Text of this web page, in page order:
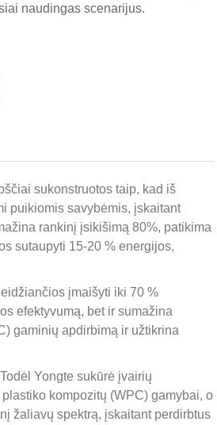
naudingas scenarijus.
sukonstruotos taip, kad iš
puikiomis savybėmis, įskaitant
rankinį įsikišimą 80%, patikima
sutaupyti 15-20 % energijos,
įmaišyti iki 70 %
efektyvumą, bet ir sumažina
gaminių apdirbimą ir užtikrina
Yongte sukūrė įvairių
kompozitų (WPC) gamybai, o
žaliavų spektrą, įskaitant perdirbtus